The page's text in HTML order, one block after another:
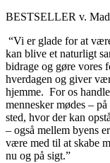
BESTSELLER v.
“Vi er glade for at
kan blive et naturligt
bidrage og gøre vores
hverdagen og giver
hjemme. For os
mennesker mødes –
sted, hvor der kan
– også mellem byens
være med til at skabe
nu og på sigt.”